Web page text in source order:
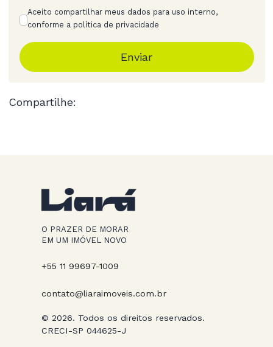
Aceito compartilhar meus dados para uso interno,
conforme a política de privacidade
Enviar
Compartilhe:
O PRAZER DE MORAR
EM UM IMÓVEL NOVO
+55 11 99697-1009
contato@liaraimoveis.com.br
© 2026. Todos os direitos reservados.
CRECI-SP 044625-J